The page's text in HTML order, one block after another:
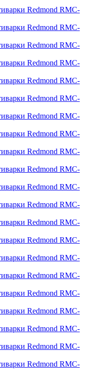
Redmond RMC-
Redmond RMC-
Redmond RMC-
Redmond RMC-
Redmond RMC-
Redmond RMC-
Redmond RMC-
Redmond RMC-
Redmond RMC-
Redmond RMC-
Redmond RMC-
Redmond RMC-
Redmond RMC-
Redmond RMC-
Redmond RMC-
Redmond RMC-
Redmond RMC-
Redmond RMC-
Redmond RMC-
Redmond RMC-
Redmond RMC-